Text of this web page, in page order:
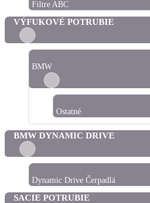
Filtre ABC
VÝFUKOVÉ POTRUBIE
BMW
Ostatné
BMW DYNAMIC DRIVE
Dynamic Drive Čerpadlá
SACIE POTRUBIE